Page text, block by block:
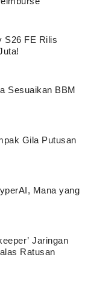
S26 FE Rilis
Sesuaikan BBM
Gila Putusan
Mana yang
Jaringan
Ratusan